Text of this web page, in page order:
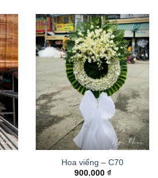
Hoa viếng – C70
900.000 ₫